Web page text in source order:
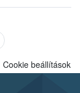
Cookie beállítások